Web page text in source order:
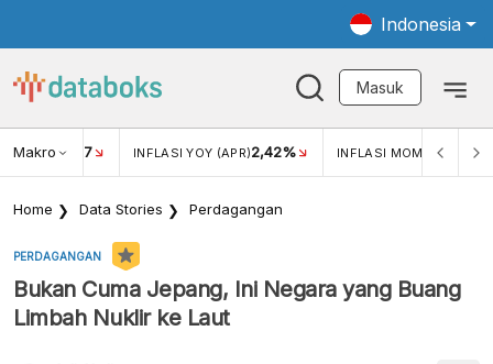
Indonesia
Masuk
Makro
USD/IDR 17 INFLASI YOY (APR)2,42% INFLASI MOM (MAR)
Home Data Stories Perdagangan
PERDAGANGAN
Bukan Cuma Jepang, Ini Negara yang Buang
Limbah Nuklir ke Laut